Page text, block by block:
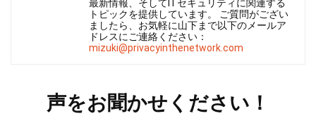
最新情報、そしてITセキュリティに関連する
トピックを提供しています。 ご質問がござい
ましたら、お気軽に山下まで以下のメールア
ドレスにご連絡ください：
mizuki@privacyinthenetwork.com
声をお聞かせください！